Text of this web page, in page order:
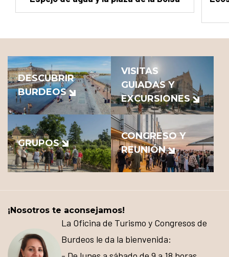
DESCUBRIR
BURDEOS
VISITAS
GUIADAS Y
EXCURSIONES
GRUPOS
CONGRESO Y
REUNIÓN
¡Nosotros te aconsejamos!
La Oficina de Turismo y Congresos de
Burdeos le da la bienvenida: